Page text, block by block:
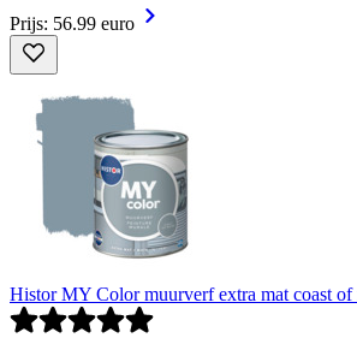
Prijs: 56.99 euro
Histor MY Color muurverf extra mat coast of